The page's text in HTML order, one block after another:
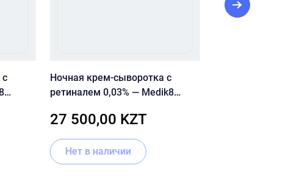
Ночная крем-сыворотка с
ретиналем 0,03% — Medik8
27 500,00 KZT
Нет в наличии